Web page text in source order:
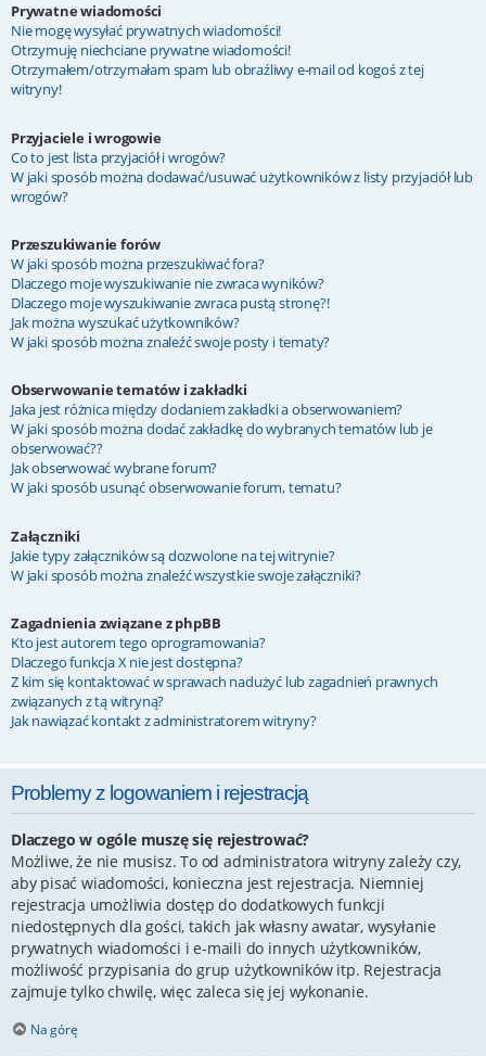
Prywatne wiadomości
Nie mogę wysyłać prywatnych wiadomości!
Otrzymuję niechciane prywatne wiadomości!
Otrzymałem/otrzymałam spam lub obraźliwy e-mail od kogoś z tej
witryny!
Przyjaciele i wrogowie
Co to jest lista przyjaciół i wrogów?
W jaki sposób można dodawać/usuwać użytkowników z listy przyjaciół lub
wrogów?
Przeszukiwanie forów
W jaki sposób można przeszukiwać fora?
Dlaczego moje wyszukiwanie nie zwraca wyników?
Dlaczego moje wyszukiwanie zwraca pustą stronę?!
Jak można wyszukać użytkowników?
W jaki sposób można znaleźć swoje posty i tematy?
Obserwowanie tematów i zakładki
Jaka jest różnica między dodaniem zakładki a obserwowaniem?
W jaki sposób można dodać zakładkę do wybranych tematów lub je
obserwować??
Jak obserwować wybrane forum?
W jaki sposób usunąć obserwowanie forum, tematu?
Załączniki
Jakie typy załączników są dozwolone na tej witrynie?
W jaki sposób można znaleźć wszystkie swoje załączniki?
Zagadnienia związane z phpBB
Kto jest autorem tego oprogramowania?
Dlaczego funkcja X nie jest dostępna?
Z kim się kontaktować w sprawach nadużyć lub zagadnień prawnych
związanych z tą witryną?
Jak nawiązać kontakt z administratorem witryny?
Problemy z logowaniem i rejestracją
Dlaczego w ogóle muszę się rejestrować?
Możliwe, że nie musisz. To od administratora witryny zależy czy,
aby pisać wiadomości, konieczna jest rejestracja. Niemniej
rejestracja umożliwia dostęp do dodatkowych funkcji
niedostępnych dla gości, takich jak własny awatar, wysyłanie
prywatnych wiadomości i e-maili do innych użytkowników,
możliwość przypisania do grup użytkowników itp. Rejestracja
zajmuje tylko chwilę, więc zaleca się jej wykonanie.
Na górę